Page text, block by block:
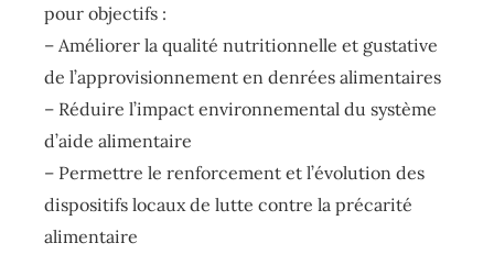
pour objectifs :
– Améliorer la qualité nutritionnelle et gustative
de l’approvisionnement en denrées alimentaires
– Réduire l’impact environnemental du système
d’aide alimentaire
– Permettre le renforcement et l’évolution des
dispositifs locaux de lutte contre la précarité
alimentaire